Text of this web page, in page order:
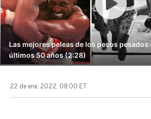
Las mejores peleas de los pesos pesados
últimos 50 años (2:28)
22 de ene, 2022, 08:00 ET